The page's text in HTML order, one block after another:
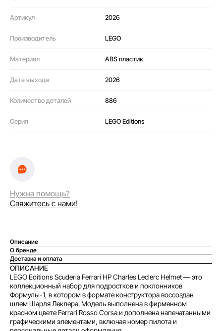
Артикул 2026
Производитель LEGO
Материал ABS пластик
Дата выхода 2026
Количество деталей 886
Серия LEGO Editions
Нужна помощь?
Свяжитесь с нами!
Описание
О бренде
Доставка и оплата
ОПИСАНИЕ
LEGO Editions Scuderia Ferrari HP Charles Leclerc Helmet — это
коллекционный набор для подростков и поклонников
Формулы-1, в котором в формате конструктора воссоздан
шлем Шарля Леклера. Модель выполнена в фирменном
красном цвете Ferrari Rosso Corsa и дополнена напечатанными
графическими элементами, включая номер пилота и